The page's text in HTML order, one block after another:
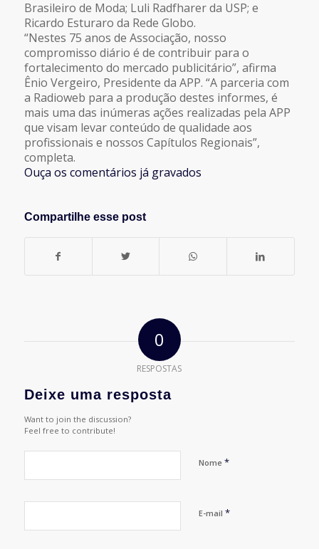
Brasileiro de Moda; Luli Radfharer da USP; e
Ricardo Esturaro da Rede Globo.
“Nestes 75 anos de Associação, nosso
compromisso diário é de contribuir para o
fortalecimento do mercado publicitário”, afirma
Ênio Vergeiro, Presidente da APP. “A parceria com
a Radioweb para a produção destes informes, é
mais uma das inúmeras ações realizadas pela APP
que visam levar conteúdo de qualidade aos
profissionais e nossos Capítulos Regionais”,
completa.
Ouça os comentários já gravados
Compartilhe esse post
0
RESPOSTAS
Deixe uma resposta
Want to join the discussion?
Feel free to contribute!
Nome *
E-mail *